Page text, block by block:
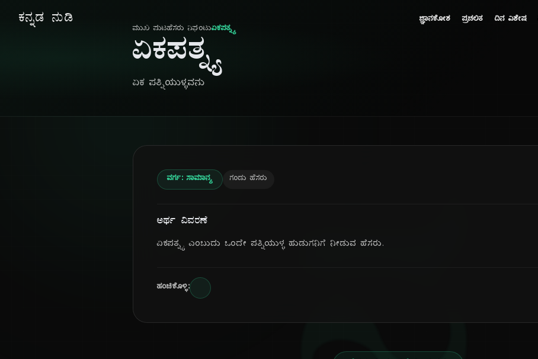
ಕನ್ನಡ ನುಡಿ ಜ್ಞಾನಕೋಶ ಪ್ರಚಲಿತ ದಿನ ವಿಶೇಷ
ಮುಖ ಪುಟಹೆಸರು ನಿಘಂಟುಏಕಪತ್ನ್ಯ
ಏಕಪತ್ನ್ಯ
ಏಕ ಪತ್ನಿಯುಳ್ಳವನು
ವರ್ಗ: ಸಾಮಾನ್ಯ ಗಂಡು ಹೆಸರು
ಅರ್ಥ ವಿವರಣೆ
ಏಕಪತ್ನ್ಯ ಎಂಬುದು ಒಂದೇ ಪತ್ನಿಯುಳ್ಳ ಹುಡುಗನಿಗೆ ನೀಡುವ ಹೆಸರು.
ಹಂಚಿಕೊಳ್ಳಿ: